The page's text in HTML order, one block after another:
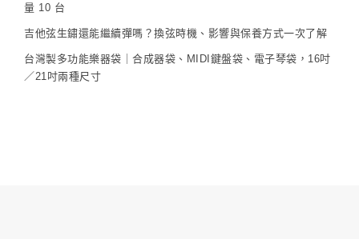
量 10 台
吉他弦生鏽還能繼續彈嗎？換弦時機、影響與保養方式一次了解
台灣製多功能樂器袋｜合成器袋、MIDI鍵盤袋、電子琴袋，16吋
／21吋兩種尺寸